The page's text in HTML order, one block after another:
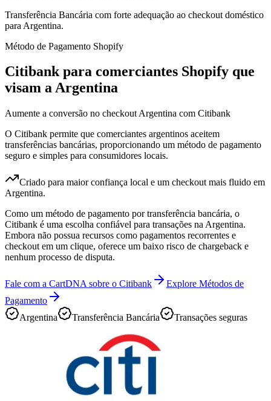
Transferência Bancária com forte adequação ao checkout doméstico
para Argentina.
Método de Pagamento Shopify
Citibank para comerciantes Shopify que
visam a Argentina
Aumente a conversão no checkout Argentina com Citibank
O Citibank permite que comerciantes argentinos aceitem
transferências bancárias, proporcionando um método de pagamento
seguro e simples para consumidores locais.
Criado para maior confiança local e um checkout mais fluido em
Argentina.
Como um método de pagamento por transferência bancária, o
Citibank é uma escolha confiável para transações na Argentina.
Embora não possua recursos como pagamentos recorrentes e
checkout em um clique, oferece um baixo risco de chargeback e
nenhum processo de disputa.
Fale com a CartDNA sobre o Citibank
Explore Métodos de
Pagamento
Argentina
Transferência Bancária Transações seguras